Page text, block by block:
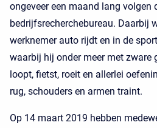
ongeveer een maand lang volgen
bedrijfsrecherchebureau. Daarbij
werknemer auto rijdt en in de
waarbij hij onder meer met zware
loopt, fietst, roeit en allerlei
rug, schouders en armen traint.
Op 14 maart 2019 hebben